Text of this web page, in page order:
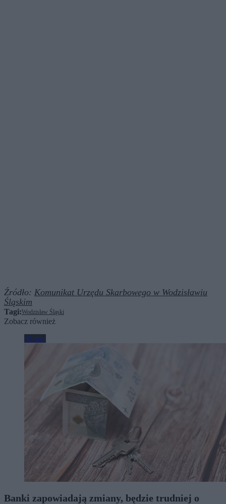
Źródło: Komunikat Urzędu Skarbowego w Wodzisławiu
Śląskim
Tagi:Wodzisław Śląski
Zobacz również
Biznes
Banki zapowiadają zmiany, będzie trudniej o